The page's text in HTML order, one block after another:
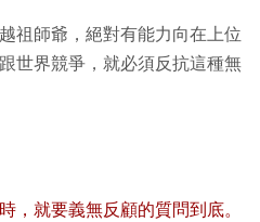
祖師爺，絕對有能力向在上位
世界競爭，就必須反抗這種無
，就要義無反顧的質問到底。